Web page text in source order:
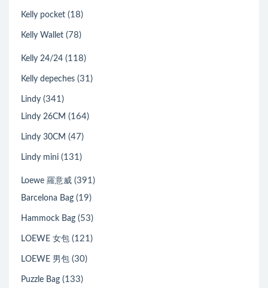
Kelly pocket (18)
Kelly Wallet (78)
Kelly 24/24 (118)
Kelly depeches (31)
Lindy (341)
Lindy 26CM (164)
Lindy 30CM (47)
Lindy mini (131)
Loewe 羅意威 (391)
Barcelona Bag (19)
Hammock Bag (53)
LOEWE 女包 (121)
LOEWE 男包 (30)
Puzzle Bag (133)